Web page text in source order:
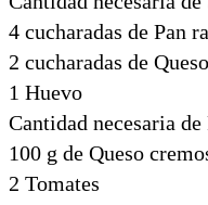
4 cucharadas de Pan
2 cucharadas de
1 Huevo
Cantidad necesaria
100 g de Queso
2 Tomates